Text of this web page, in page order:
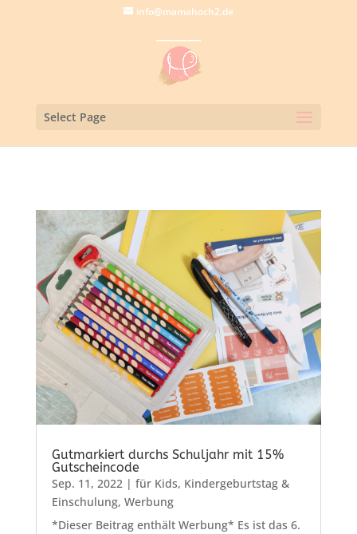
info@mamahoch2.de
Select Page
Gutmarkiert durchs Schuljahr mit 15%
Gutscheincode
Sep. 11, 2022 | für Kids, Kindergeburtstag &
Einschulung, Werbung
*Dieser Beitrag enthält Werbung* Es ist das 6.